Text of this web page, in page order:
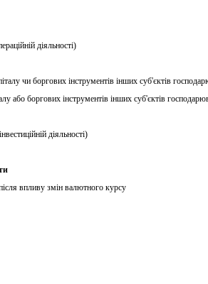
діяльності)
чи боргових інструментів інших суб'єктів
або боргових інструментів інших суб'єктів
діяльності)
впливу змін валютного курсу